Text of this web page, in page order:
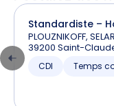
Standardiste –
PLOUZNIKOFF,
39200 Saint-
CDI Temps